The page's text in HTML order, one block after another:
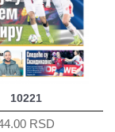
10221
RSD